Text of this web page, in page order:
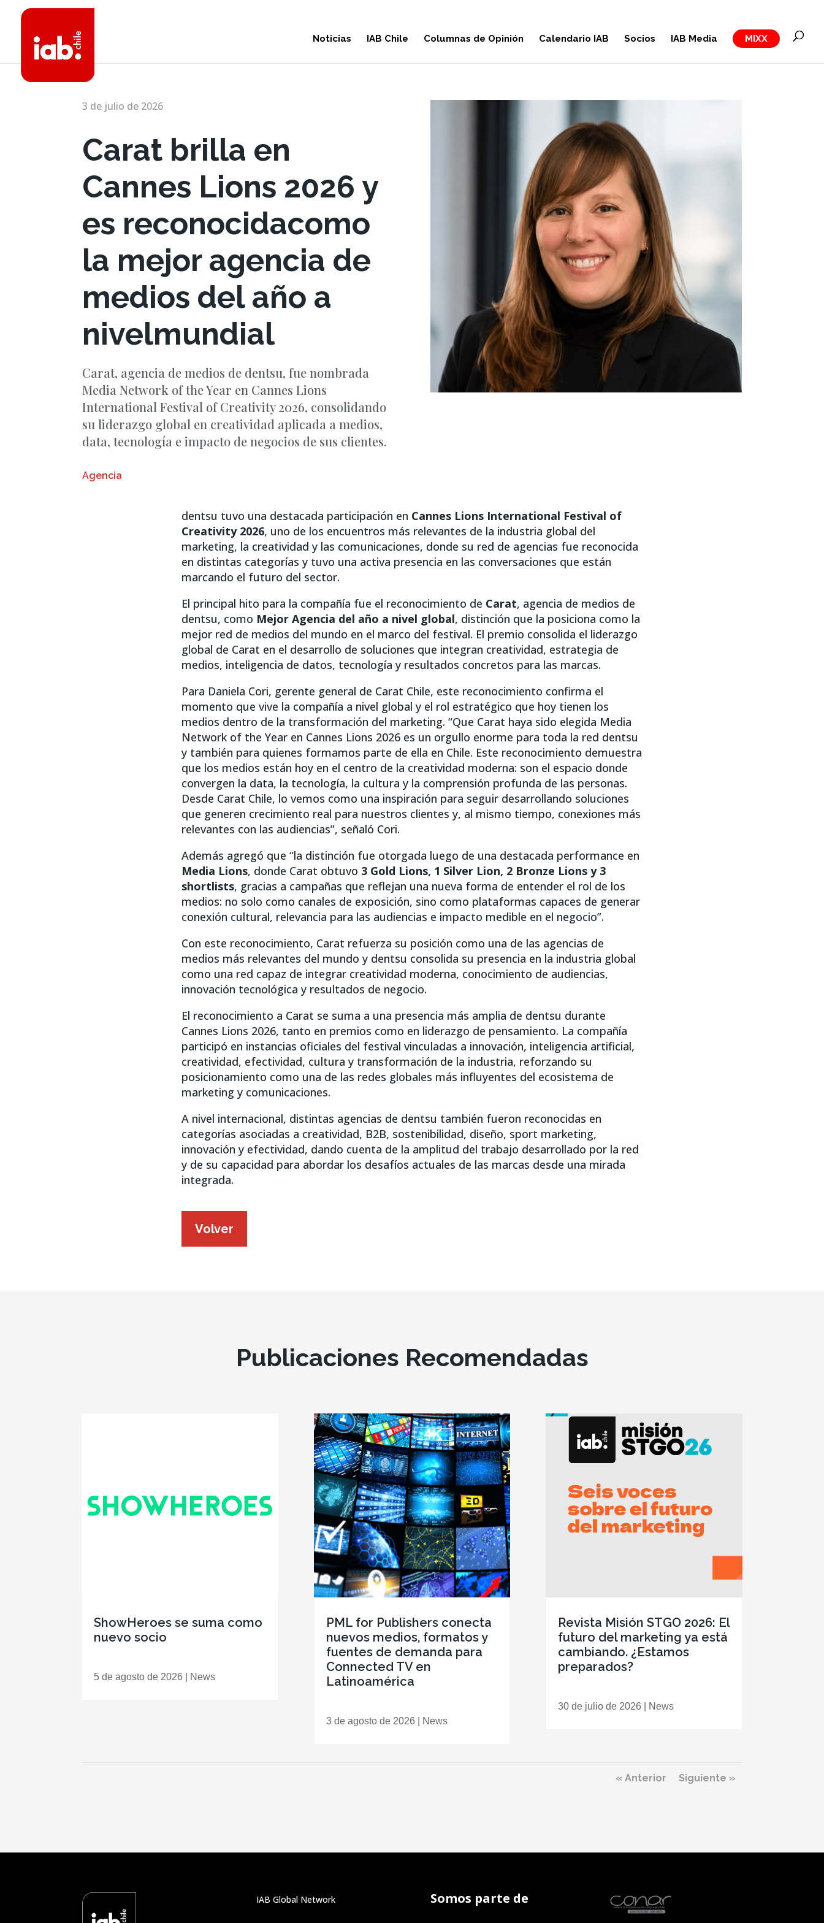
Noticias IAB Chile Columnas de Opinión Calendario IAB Socios IAB Media MIXX
3 de julio de 2026
Carat brilla en
Cannes Lions 2026 y
es reconocidacomo
la mejor agencia de
medios del año a
nivelmundial
Carat, agencia de medios de dentsu, fue nombrada
Media Network of the Year en Cannes Lions
International Festival of Creativity 2026, consolidando
su liderazgo global en creatividad aplicada a medios,
data, tecnología e impacto de negocios de sus clientes.
Agencia
dentsu tuvo una destacada participación en Cannes Lions International Festival of
Creativity 2026, uno de los encuentros más relevantes de la industria global del
marketing, la creatividad y las comunicaciones, donde su red de agencias fue reconocida
en distintas categorías y tuvo una activa presencia en las conversaciones que están
marcando el futuro del sector.
El principal hito para la compañía fue el reconocimiento de Carat, agencia de medios de
dentsu, como Mejor Agencia del año a nivel global, distinción que la posiciona como la
mejor red de medios del mundo en el marco del festival. El premio consolida el liderazgo
global de Carat en el desarrollo de soluciones que integran creatividad, estrategia de
medios, inteligencia de datos, tecnología y resultados concretos para las marcas.
Para Daniela Cori, gerente general de Carat Chile, este reconocimiento confirma el
momento que vive la compañía a nivel global y el rol estratégico que hoy tienen los
medios dentro de la transformación del marketing. “Que Carat haya sido elegida Media
Network of the Year en Cannes Lions 2026 es un orgullo enorme para toda la red dentsu
y también para quienes formamos parte de ella en Chile. Este reconocimiento demuestra
que los medios están hoy en el centro de la creatividad moderna: son el espacio donde
convergen la data, la tecnología, la cultura y la comprensión profunda de las personas.
Desde Carat Chile, lo vemos como una inspiración para seguir desarrollando soluciones
que generen crecimiento real para nuestros clientes y, al mismo tiempo, conexiones más
relevantes con las audiencias”, señaló Cori.
Además agregó que “la distinción fue otorgada luego de una destacada performance en
Media Lions, donde Carat obtuvo 3 Gold Lions, 1 Silver Lion, 2 Bronze Lions y 3
shortlists, gracias a campañas que reflejan una nueva forma de entender el rol de los
medios: no solo como canales de exposición, sino como plataformas capaces de generar
conexión cultural, relevancia para las audiencias e impacto medible en el negocio”.
Con este reconocimiento, Carat refuerza su posición como una de las agencias de
medios más relevantes del mundo y dentsu consolida su presencia en la industria global
como una red capaz de integrar creatividad moderna, conocimiento de audiencias,
innovación tecnológica y resultados de negocio.
El reconocimiento a Carat se suma a una presencia más amplia de dentsu durante
Cannes Lions 2026, tanto en premios como en liderazgo de pensamiento. La compañía
participó en instancias oficiales del festival vinculadas a innovación, inteligencia artificial,
creatividad, efectividad, cultura y transformación de la industria, reforzando su
posicionamiento como una de las redes globales más influyentes del ecosistema de
marketing y comunicaciones.
A nivel internacional, distintas agencias de dentsu también fueron reconocidas en
categorías asociadas a creatividad, B2B, sostenibilidad, diseño, sport marketing,
innovación y efectividad, dando cuenta de la amplitud del trabajo desarrollado por la red
y de su capacidad para abordar los desafíos actuales de las marcas desde una mirada
integrada.
Volver
Publicaciones Recomendadas
ShowHeroes se suma como
nuevo socio
5 de agosto de 2026 News
PML for Publishers conecta
nuevos medios, formatos y
fuentes de demanda para
Connected TV en
Latinoamérica
3 de agosto de 2026 News
Revista Misión STGO 2026: El
futuro del marketing ya está
cambiando. ¿Estamos
preparados?
30 de julio de 2026 News
« Anterior Siguiente »
IAB Global Network Somos parte de